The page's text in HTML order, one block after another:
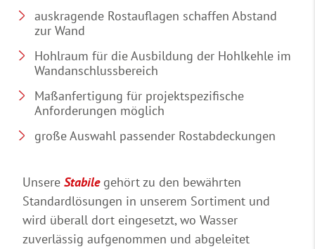
auskragende Rostauflagen schaffen Abstand
zur Wand
Hohlraum für die Ausbildung der Hohlkehle im
Wandanschlussbereich
Maßanfertigung für projektspezifische
Anforderungen möglich
große Auswahl passender Rostabdeckungen
Unsere Stabilegehört zu den bewährten
Standardlösungen in unserem Sortiment und
wird überall dort eingesetzt, wo Wasser
zuverlässig aufgenommen und abgeleitet